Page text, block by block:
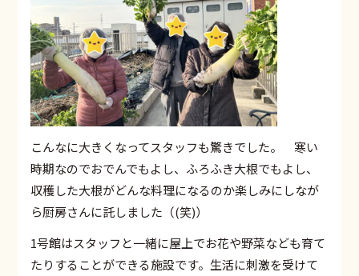
こんなに大きくなってスタッフも驚きでした。 寒い
時期なのでおでんでもよし、ふろふき大根でもよし、
収穫した大根がどんな料理になるのか楽しみにしなが
ら厨房さんに託しました（(笑)）
1号館はスタッフと一緒に屋上でお花や野菜なども育て
たりすることができる施設です。生活に刺激を受けて